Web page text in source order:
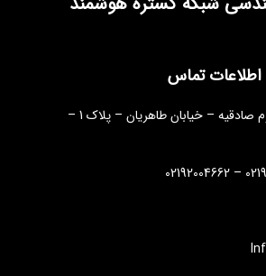
اطلاعات تماس
آدرس : تهران – فلکه دوم صادقیه – خیابان طاهریان – پلاک 1 –